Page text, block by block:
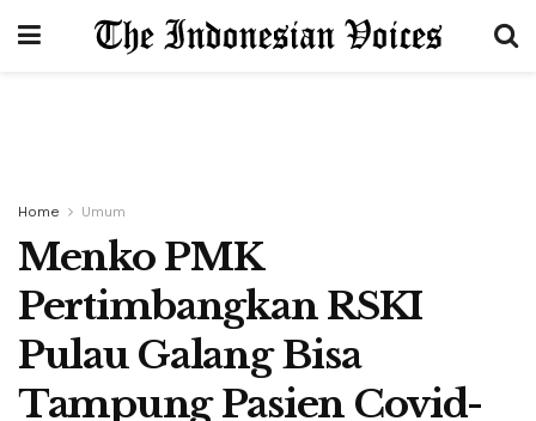
Home Umum
Menko PMK
Pertimbangkan RSKI
Pulau Galang Bisa
Tampung Pasien Covid-